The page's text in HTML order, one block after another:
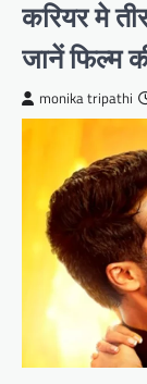
करियर मे
जानें फिल्म
monika tripathi